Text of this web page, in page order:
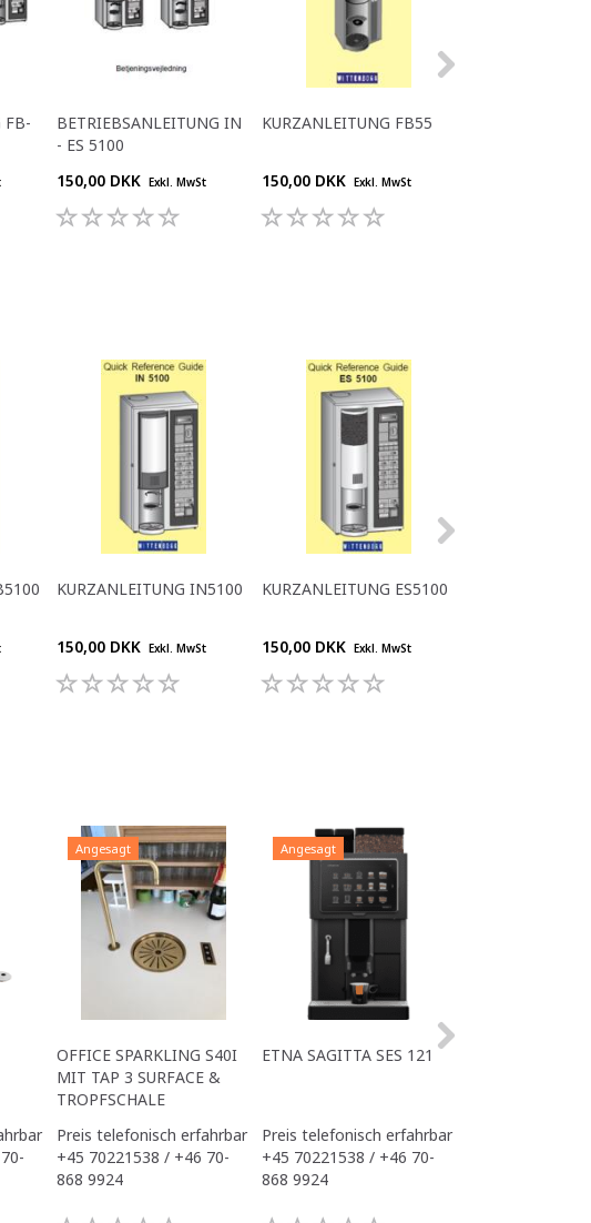
FB-
BETRIEBSANLEITUNG IN
- ES 5100
150,00 DKK Exkl. MwSt
KURZANLEITUNG FB55
150,00 DKK Exkl. MwSt
KURZANLEITUNG IN5100
150,00 DKK Exkl. MwSt
KURZANLEITUNG ES5100
150,00 DKK Exkl. MwSt
Angesagt
OFFICE SPARKLING S40I
MIT TAP 3 SURFACE &
TROPFSCHALE
Preis telefonisch erfahrbar
+45 70221538 / +46 70-
868 9924
Angesagt
ETNA SAGITTA SES 121
Preis telefonisch erfahrbar
+45 70221538 / +46 70-
868 9924